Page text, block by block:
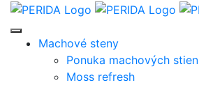
Machové steny
Ponuka machových stien
Moss refresh